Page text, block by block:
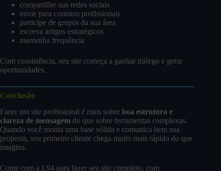
compartilhe nas redes sociais
envie para contatos profissionais
participe de grupos da sua área
escreva artigos estratégicos
mantenha frequência
Com consistência, seu site começa a ganhar tráfego e gerar
oportunidades.
Conclusão
Fazer um site profissional é mais sobre boa estrutura e
clareza de mensagem do que sobre ferramentas complexas.
Quando você monta uma base sólida e comunica bem sua
proposta, seu primeiro cliente chega muito mais rápido do que
imagina.
Conte com a L94 para fazer seu site completo, com